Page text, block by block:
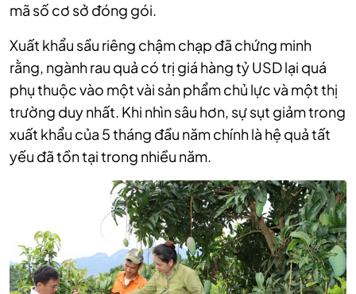
mã số cơ sở đóng gói.
Xuất khẩu sầu riêng chậm chạp đã chứng minh
rằng, ngành rau quả có trị giá hàng tỷ USD lại quá
phụ thuộc vào một vài sản phẩm chủ lực và một thị
trường duy nhất. Khi nhìn sâu hơn, sự sụt giảm trong
xuất khẩu của 5 tháng đầu năm chính là hệ quả tất
yếu đã tồn tại trong nhiều năm.